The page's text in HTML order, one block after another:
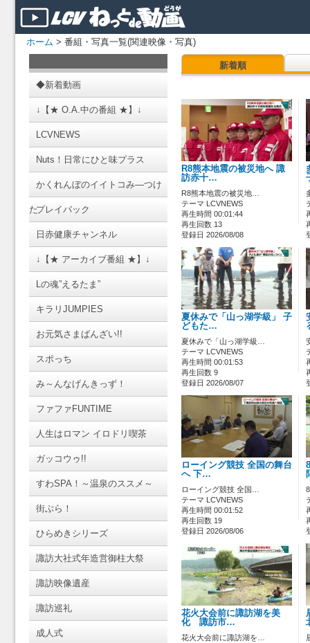
ホーム > 番組・写真一覧(関連映像・写真)
◆新着動画
↓【★ O.A.中の番組 ★】↓
LCVNEWS
Nuts！日常にひと味プラス
かくれんぼのイイトコみ―つけ
たプレイバック
日赤健康チャンネル
↓【★ アーカイブ番組 ★】↓
Lの魂”えるたま”
キラリJUMPIES
お元気さまばんざい!!
スポっち
み～んなげんきっず！
ファファFUNTIME
人生はロマン イロドリ喫茶
ガッコウゥ!!
すわSPA！～温泉のススメ～
街ぶら！
ひらめきシリーズ
諏訪大社式年造営御柱大祭
諏訪映像遺産
諏訪巡礼
成人式
新着順
R8熊本地震の被災地へ 諏
訪赤十…
R8熊本地震の被災地…
テーマ LCVNEWS
再生時間 00:01:44
再生回数 13
登録日 2026/08/08
夏休みで「山っ湖学級」 子
どもた…
夏休みで「山っ湖学級…
テーマ LCVNEWS
再生時間 00:01:53
再生回数 9
登録日 2026/08/07
ローイング競技 全国の舞台
へ 下…
ローイング競技 全国…
テーマ LCVNEWS
再生時間 00:01:52
再生回数 19
登録日 2026/08/06
花火大会前に諏訪湖を美
化 諏訪市…
花火大会前に諏訪湖を…